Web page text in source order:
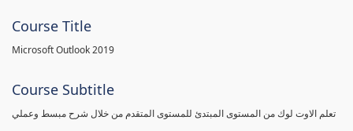
Course Title
Microsoft Outlook 2019
Course Subtitle
تعلم الاوت لوك من المستوى المبتدئ للمستوى المتقدم من خلال شرح مبسط وعملي